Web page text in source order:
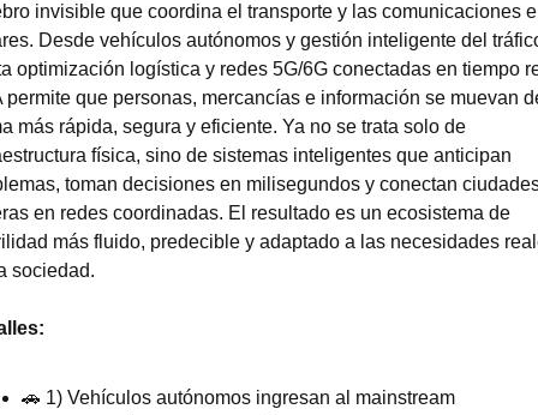
invisible que coordina el transporte y las comunicaciones
Desde vehículos autónomos y gestión inteligente del
optimización logística y redes 5G/6G conectadas en tiempo
permite que personas, mercancías e información se muevan
más rápida, segura y eficiente. Ya no se trata solo de
física, sino de sistemas inteligentes que anticipan
toman decisiones en milisegundos y conectan
en redes coordinadas. El resultado es un ecosistema de
más fluido, predecible y adaptado a las necesidades
sociedad.
🚗 1) Vehículos autónomos ingresan al mainstream